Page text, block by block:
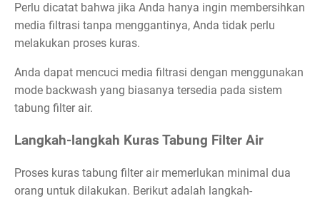
Perlu dicatat bahwa jika Anda hanya ingin membersihkan
media filtrasi tanpa menggantinya, Anda tidak perlu
melakukan proses kuras.
Anda dapat mencuci media filtrasi dengan menggunakan
mode backwash yang biasanya tersedia pada sistem
tabung filter air.
Langkah-langkah Kuras Tabung Filter Air
Proses kuras tabung filter air memerlukan minimal dua
orang untuk dilakukan. Berikut adalah langkah-